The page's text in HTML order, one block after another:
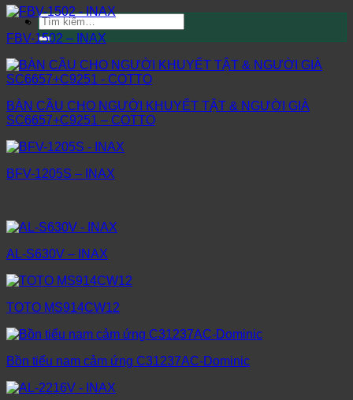
Tìm
kiếm:
FBV-1502 – INAX
BÀN CẦU CHO NGƯỜI KHUYẾT TẬT & NGƯỜI GIÀ
SC6657+C9251 – COTTO
BFV-1205S – INAX
AL-S630V – INAX
TOTO MS914CW12
Bồn tiểu nam cảm ứng C31237AC-Dominic